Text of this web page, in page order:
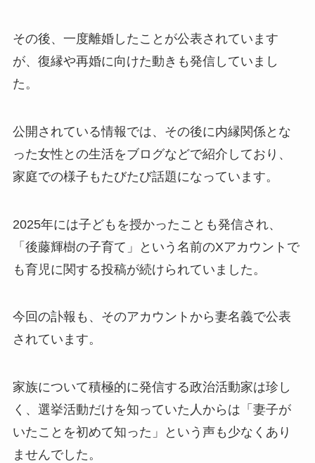
その後、一度離婚したことが公表されています
が、復縁や再婚に向けた動きも発信していまし
た。
公開されている情報では、その後に内縁関係とな
った女性との生活をブログなどで紹介しており、
家庭での様子もたびたび話題になっています。
2025年には子どもを授かったことも発信され、
「後藤輝樹の子育て」という名前のXアカウントで
も育児に関する投稿が続けられていました。
今回の訃報も、そのアカウントから妻名義で公表
されています。
家族について積極的に発信する政治活動家は珍し
く、選挙活動だけを知っていた人からは「妻子が
いたことを初めて知った」という声も少なくあり
ませんでした。